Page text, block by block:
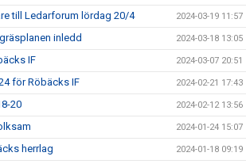
till Ledarforum lördag 20/4 2024-03-19 11:57
inledd 2024-03-18 13:05
IF 2024-03-07 20:51
för Röbäcks IF 2024-02-21 17:43
20 2024-02-12 13:56
2024-01-24 15:07
herrlag 2024-01-18 09:19